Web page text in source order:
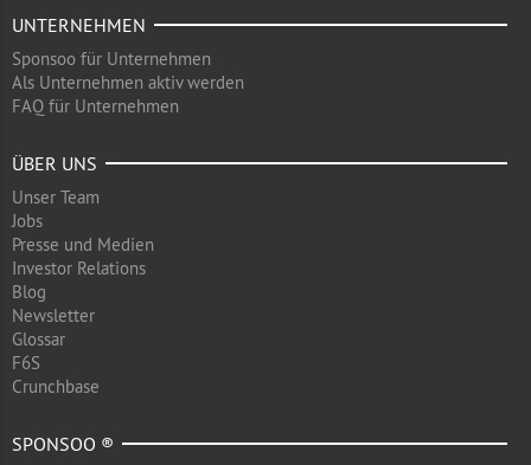
UNTERNEHMEN
Sponsoo für Unternehmen
Als Unternehmen aktiv werden
FAQ für Unternehmen
ÜBER UNS
Unser Team
Jobs
Presse und Medien
Investor Relations
Blog
Newsletter
Glossar
F6S
Crunchbase
SPONSOO ®